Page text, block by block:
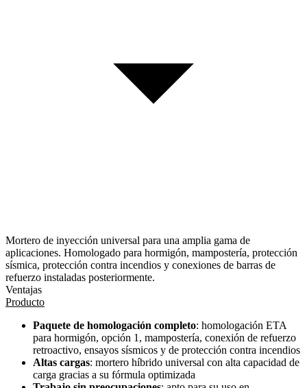
Mortero de inyección universal para una amplia gama de
aplicaciones. Homologado para hormigón, mampostería, protección
sísmica, protección contra incendios y conexiones de barras de
refuerzo instaladas posteriormente.
Ventajas
Producto
Paquete de homologación completo: homologación ETA
para hormigón, opción 1, mampostería, conexión de refuerzo
retroactivo, ensayos sísmicos y de protección contra incendios
Altas cargas: mortero híbrido universal con alta capacidad de
carga gracias a su fórmula optimizada